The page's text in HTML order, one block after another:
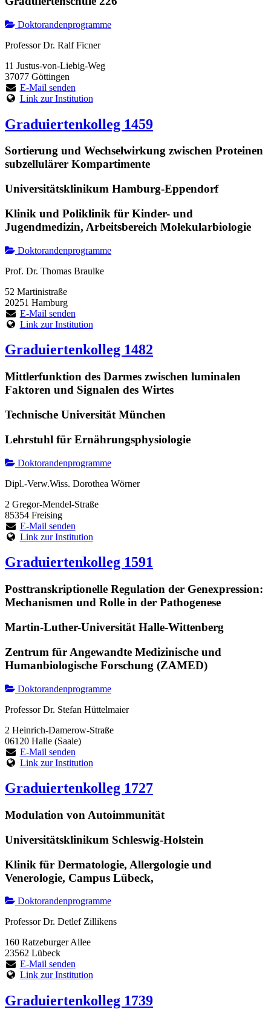
Doktorandenprogramme
Professor Dr. Ralf Ficner
11 Justus-von-Liebig-Weg
37077 Göttingen
E-Mail senden
Link zur Institution
Graduiertenkolleg 1459
Sortierung und Wechselwirkung zwischen Proteinen
subzellulärer Kompartimente
Universitätsklinikum Hamburg-Eppendorf
Klinik und Poliklinik für Kinder- und
Jugendmedizin, Arbeitsbereich Molekularbiologie
Doktorandenprogramme
Prof. Dr. Thomas Braulke
52 Martinistraße
20251 Hamburg
E-Mail senden
Link zur Institution
Graduiertenkolleg 1482
Mittlerfunktion des Darmes zwischen luminalen
Faktoren und Signalen des Wirtes
Technische Universität München
Lehrstuhl für Ernährungsphysiologie
Doktorandenprogramme
Dipl.-Verw.Wiss. Dorothea Wörner
2 Gregor-Mendel-Straße
85354 Freising
E-Mail senden
Link zur Institution
Graduiertenkolleg 1591
Posttranskriptionelle Regulation der Genexpression:
Mechanismen und Rolle in der Pathogenese
Martin-Luther-Universität Halle-Wittenberg
Zentrum für Angewandte Medizinische und
Humanbiologische Forschung (ZAMED)
Doktorandenprogramme
Professor Dr. Stefan Hüttelmaier
2 Heinrich-Damerow-Straße
06120 Halle (Saale)
E-Mail senden
Link zur Institution
Graduiertenkolleg 1727
Modulation von Autoimmunität
Universitätsklinikum Schleswig-Holstein
Klinik für Dermatologie, Allergologie und
Venerologie, Campus Lübeck,
Doktorandenprogramme
Professor Dr. Detlef Zillikens
160 Ratzeburger Allee
23562 Lübeck
E-Mail senden
Link zur Institution
Graduiertenkolleg 1739